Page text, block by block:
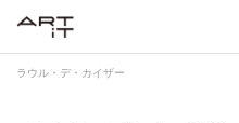
ラウル・デ・カイザー